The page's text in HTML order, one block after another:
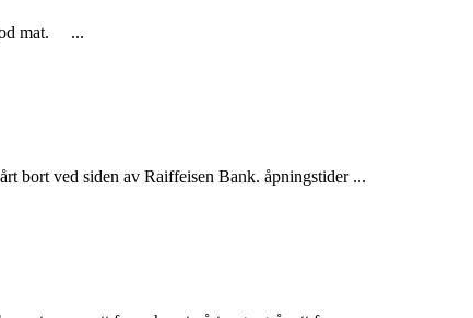
mat. ...
bort ved siden av Raiffeisen Bank. åpningstider ...